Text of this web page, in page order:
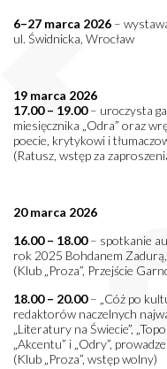
6–27 marca 2026 –
ul. Świdnicka, Wrocław
19 marca 2026
17.00 – 19.00– uroczysta
miesięcznika „Odra” oraz
poecie, krytykowi i
(Ratusz, wstęp za
20 marca 2026
16.00 – 18.00– spotkanie
rok 2025 Bohdanem
(Klub „Proza”, Przejście
18.00 – 20.00– „Cóż po
redaktorów naczelnych
„Literatury na Świecie”,
„Akcentu” i „Odry”,
(Klub „Proza”, wstęp wolny)